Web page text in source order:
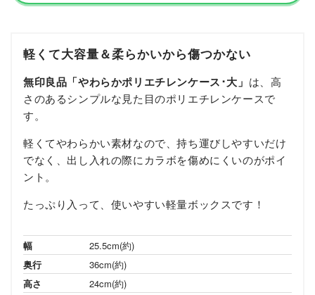
軽くて大容量＆柔らかいから傷つかない
無印良品「やわらかポリエチレンケース･大」 は、高
さのあるシンプルな見た目のポリエチレンケースで
す。
軽くてやわらかい素材なので、持ち運びしやすいだけ
でなく、出し入れの際にカラボを傷めにくいのがポイ
ント。
たっぷり入って、使いやすい軽量ボックスです！
幅
25.5cm(約)
奥行
36cm(約)
高さ
24cm(約)